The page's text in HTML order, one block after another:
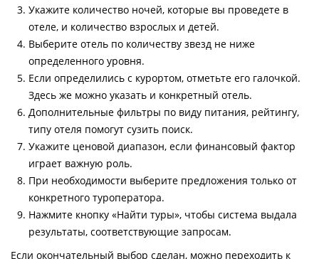
Укажите количество ночей, которые вы проведете в
отеле, и количество взрослых и детей.
Выберите отель по количеству звезд не ниже
определенного уровня.
Если определились с курортом, отметьте его галочкой.
Здесь же можно указать и конкретный отель.
Дополнительные фильтры по виду питания, рейтингу,
типу отеля помогут сузить поиск.
Укажите ценовой диапазон, если финансовый фактор
играет важную роль.
При необходимости выберите предложения только от
конкретного туроператора.
Нажмите кнопку «Найти туры», чтобы система выдала
результаты, соответствующие запросам.
Если окончательный выбор сделан, можно переходить к